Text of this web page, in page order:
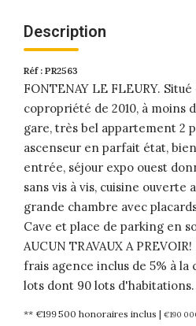
Description
Réf : PR2563
FONTENAY LE FLEURY.
copropriété de 2010, à moins
gare, très bel appartement 2
ascenseur en parfait état,
entrée, séjour expo ouest
sans vis à vis, cuisine ouverte
grande chambre avec
Cave et place de parking en
AUCUN TRAVAUX A
frais agence inclus de 5% à la
lots dont 90 lots
** €199 500 honoraires inclus | €190